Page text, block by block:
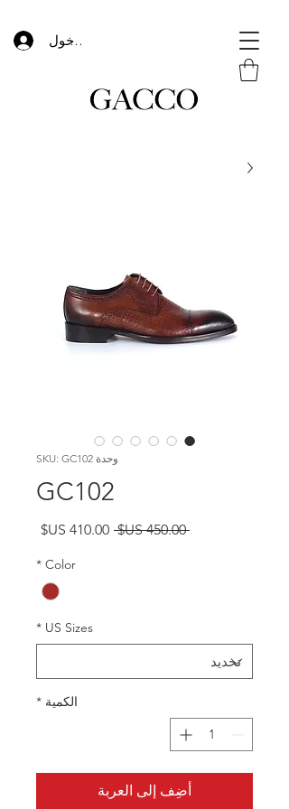
تسجيل الدخول
وحدة SKU: GC102
GC102
‏450.00 US$
سعر
سعر
Color
*
US Sizes
*
الكمية *
أضِف إلى العربة